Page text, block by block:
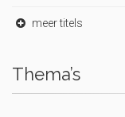
meer titels
Thema’s